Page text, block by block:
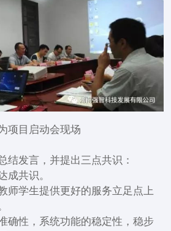
项目启动会现场
结发言，并提出三点共识：
成共识。
师学生提供更好的服务立足点上
确性，系统功能的稳定性，稳步